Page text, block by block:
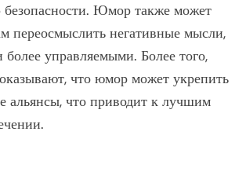
безопасности. Юмор также может
переосмыслить негативные мысли,
более управляемыми. Более того,
что юмор может укрепить
альянсы, что приводит к лучшим